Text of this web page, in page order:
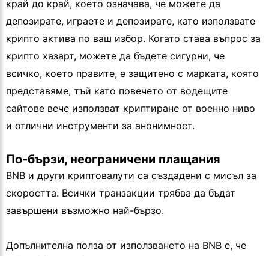
край до край, което означава, че можете да
депозирате, играете и депозирате, като използвате
крипто актива по ваш избор. Когато става въпрос за
крипто хазарт, можете да бъдете сигурни, че
всичко, което правите, е защитено с марката, която
представяме, тъй като повечето от водещите
сайтове вече използват криптиране от военно ниво
и отлични инструменти за анонимност.
По-бързи, неограничени плащания
BNB и други криптовалути са създадени с мисъл за
скоростта. Всички транзакции трябва да бъдат
завършени възможно най-бързо.
Допълнителна полза от използването на BNB е, че